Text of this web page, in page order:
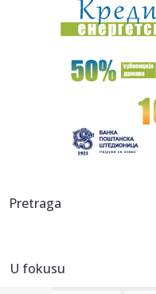
23:22:Saša Ilić: "Ako
23:21:BORAC URADIO
ostavlj...
Horor u
23:15:Tramp najavio
poja...
23:12:
Pretraga
U fokusu